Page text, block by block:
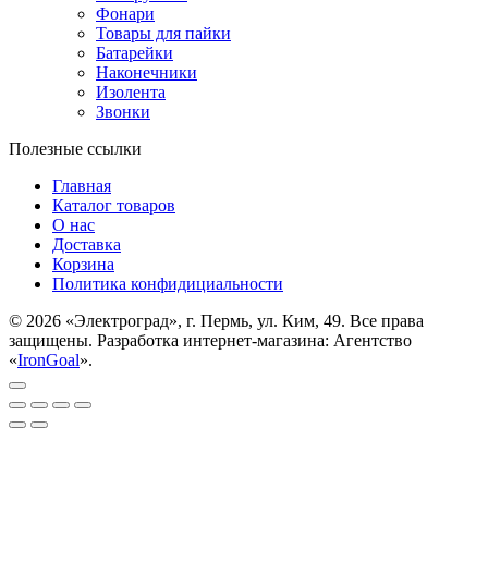
Фонари
Товары для пайки
Батарейки
Наконечники
Изолента
Звонки
Полезные ссылки
Главная
Каталог товаров
О нас
Доставка
Корзина
Политика конфидициальности
© 2026 «Электроград», г. Пермь, ул. Ким, 49. Все права
защищены. Разработка интернет-магазина: Агентство
«IronGoal».